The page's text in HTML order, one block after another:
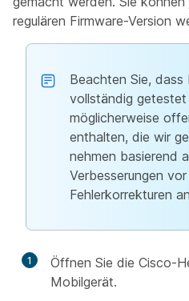
regulären Firmware-Version
Beachten Sie,
vollständig getestet
möglicherweise
enthalten, die wir
nehmen basierend
Verbesserungen
Fehlerkorrekturen
1
Öffnen Sie die Cisco-
Mobilgerät.